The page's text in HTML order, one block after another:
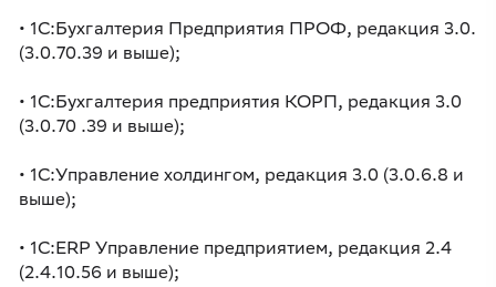
• 1С:Бухгалтерия Предприятия ПРОФ, редакция 3.0.
(3.0.70.39 и выше);
• 1С:Бухгалтерия предприятия КОРП, редакция 3.0
(3.0.70 .39 и выше);
• 1С:Управление холдингом, редакция 3.0 (3.0.6.8 и
выше);
• 1С:ERP Управление предприятием, редакция 2.4
(2.4.10.56 и выше);